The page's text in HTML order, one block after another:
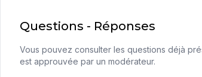
Questions - Réponses
Vous pouvez consulter les questions déjà
est approuvée par un modérateur.